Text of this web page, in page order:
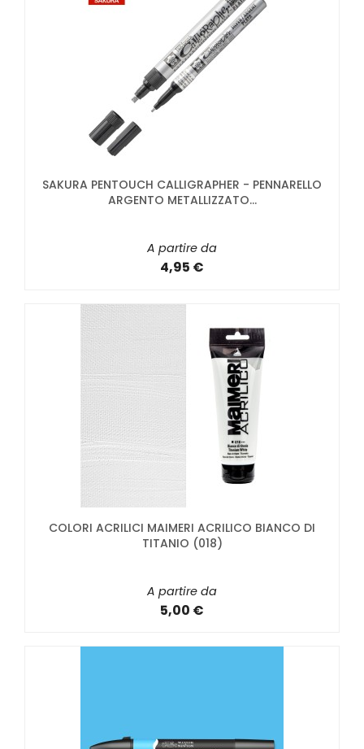
SAKURA PENTOUCH CALLIGRAPHER - PENNARELLO
ARGENTO METALLIZZATO...
A partire da
4,95 €
COLORI ACRILICI MAIMERI ACRILICO BIANCO DI
TITANIO (018)
A partire da
5,00 €